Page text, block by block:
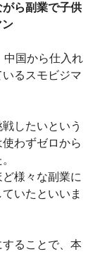
ら副業で子供
中国から仕入れ
るスモビジマ
したいという
わずゼロから
様々な副業に
いたといいま
ることで、本